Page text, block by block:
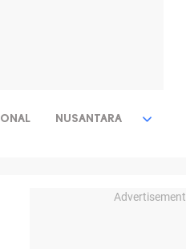
NUSANTARA
Advertisement